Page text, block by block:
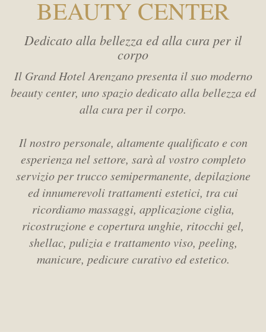
SPA
MEETING
SERVIZI
ATTIVITÀ
WEBCAM
Camere
Adulti
Bambini
Codice promozione
BEAUTY CENTER
Dedicato alla bellezza ed alla cura per il
corpo
Il Grand Hotel Arenzano presenta il suo moderno
beauty center, uno spazio dedicato alla bellezza ed
alla cura per il corpo.
Il nostro personale, altamente qualificato e con
esperienza nel settore, sarà al vostro completo
servizio per trucco semipermanente, depilazione
ed innumerevoli trattamenti estetici, tra cui
ricordiamo massaggi, applicazione ciglia,
ricostruzione e copertura unghie, ritocchi gel,
shellac, pulizia e trattamento viso, peeling,
manicure, pedicure curativo ed estetico.